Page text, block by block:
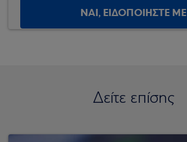
ΝΑΙ, ΕΙΔΟΠΟΙΗΣΤΕ ΜΕ
Δείτε επίσης